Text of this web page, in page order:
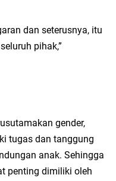
dan seterusnya, itu
pihak,”
gender,
tugas dan tanggung
anak. Sehingga
penting dimiliki oleh